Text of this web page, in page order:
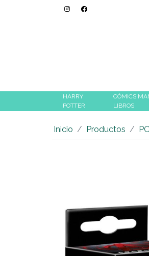
HARRY
POTTER
CÓMICS
LIBROS
Inicio Productos